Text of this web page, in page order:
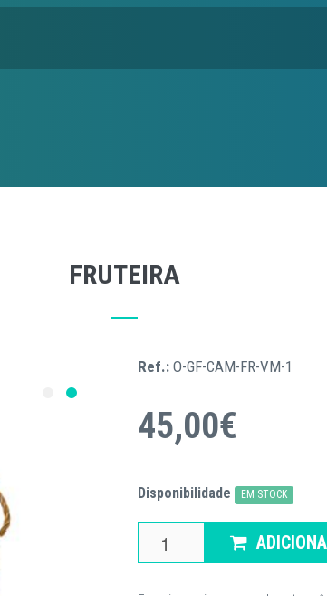
FRUTEIRA
Ref.: O-GF-CAM-FR-VM-1
45,00€
Disponibilidade EM STOCK